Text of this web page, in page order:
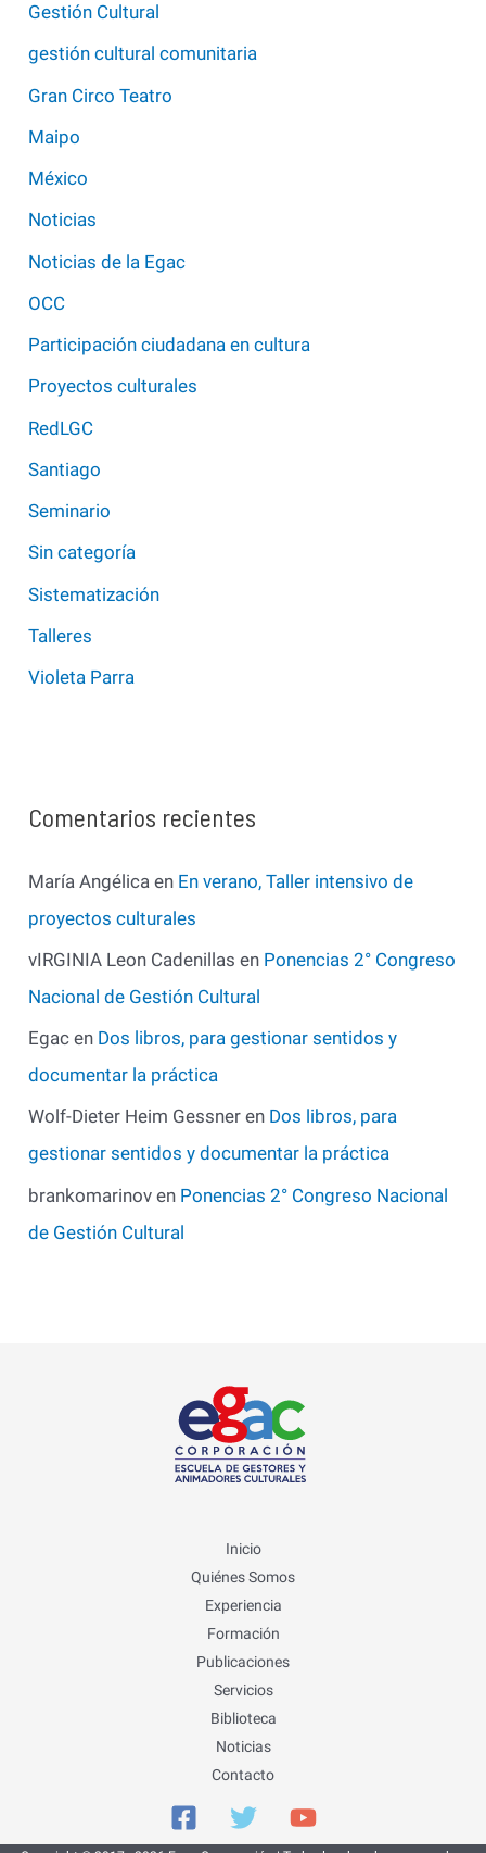
Gestión Cultural
gestión cultural comunitaria
Gran Circo Teatro
Maipo
México
Noticias
Noticias de la Egac
OCC
Participación ciudadana en cultura
Proyectos culturales
RedLGC
Santiago
Seminario
Sin categoría
Sistematización
Talleres
Violeta Parra
Comentarios recientes
María Angélica en En verano, Taller intensivo de
proyectos culturales
vIRGINIA Leon Cadenillas en Ponencias 2° Congreso
Nacional de Gestión Cultural
Egac en Dos libros, para gestionar sentidos y
documentar la práctica
Wolf-Dieter Heim Gessner en Dos libros, para
gestionar sentidos y documentar la práctica
brankomarinov en Ponencias 2° Congreso Nacional
de Gestión Cultural
Inicio
Quiénes Somos
Experiencia
Formación
Publicaciones
Servicios
Biblioteca
Noticias
Contacto